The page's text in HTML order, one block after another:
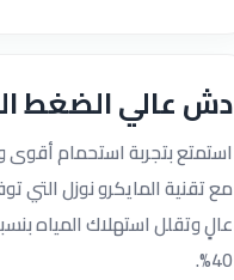
دش عالي الضغط
استمتع بتجربة استحمام أقوى
مع تقنية المايكرو نوزل التي
عالٍ وتقلل استهلاك المياه
40%.